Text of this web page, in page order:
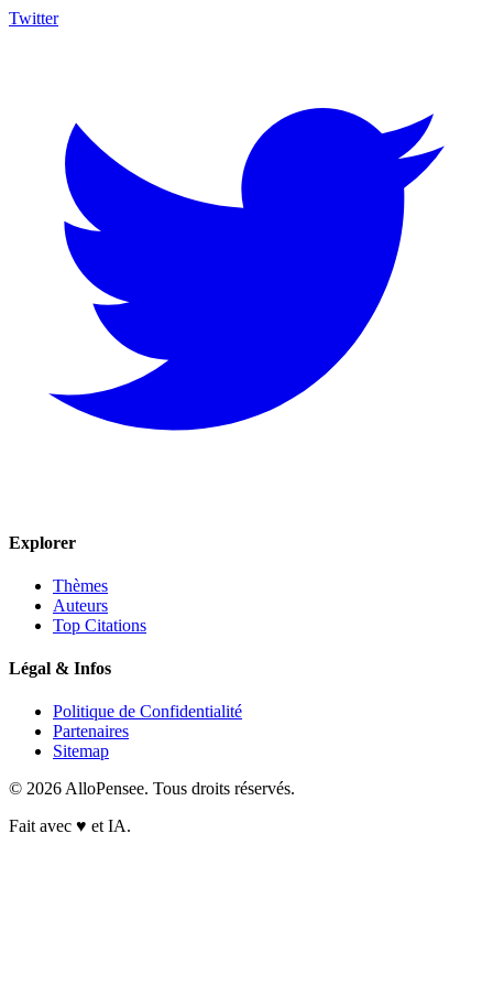
Twitter
Explorer
Thèmes
Auteurs
Top Citations
Légal & Infos
Politique de Confidentialité
Partenaires
Sitemap
© 2026 AlloPensee. Tous droits réservés.
Fait avec ♥ et IA.